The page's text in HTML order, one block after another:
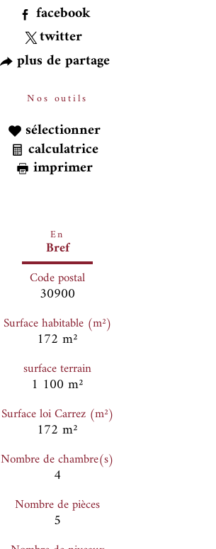
En
Bref
Code postal
30900
Surface habitable (m²)
172 m²
surface terrain
1 100 m²
Surface loi Carrez (m²)
172 m²
Nombre de chambre(s)
4
Nombre de pièces
5
facebook
twitter
plus de partage
Nos outils
sélectionner
calculatrice
imprimer